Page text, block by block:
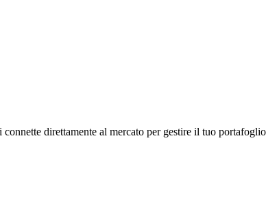
direttamente al mercato per gestire il tuo